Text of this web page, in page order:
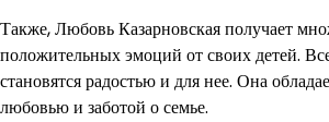
Также, Любовь Казарновская получает
положительных эмоций от своих детей.
становятся радостью и для нее. Она
любовью и заботой о семье.